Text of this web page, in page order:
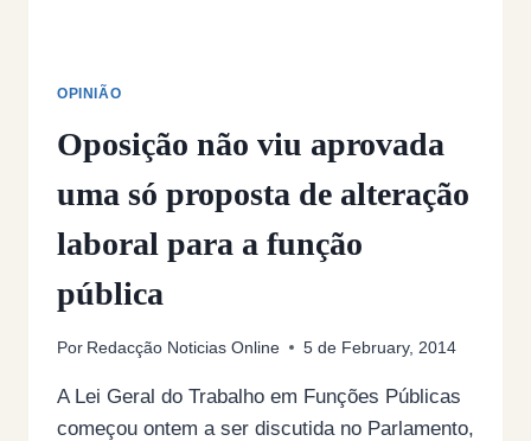
OPINIÃO
Oposição não viu aprovada
uma só proposta de alteração
laboral para a função
pública
Por Redacção Noticias Online 5 de February, 2014
A Lei Geral do Trabalho em Funções Públicas
começou ontem a ser discutida no Parlamento,